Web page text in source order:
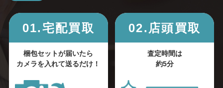
01.宅配買取
梱包セットが届いたら
カメラを入れて送るだけ！
02.店頭買取
査定時間は
約5分